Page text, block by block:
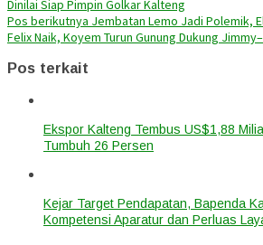
Dinilai Siap Pimpin Golkar Kalteng
Pos berikutnya Jembatan Lemo Jadi Polemik,
Felix Naik, Koyem Turun Gunung Dukung
Pos terkait
Ekspor Kalteng Tembus US$1,88
Tumbuh 26 Persen
Kejar Target Pendapatan, Bapenda
Kompetensi Aparatur dan Perluas